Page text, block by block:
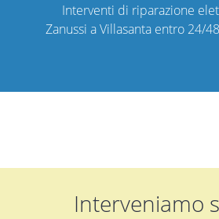
Interventi di riparazione
Zanussi a Villasanta entro 24/
Interveniamo